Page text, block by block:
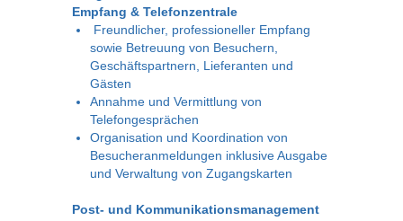
Empfang & Telefonzentrale
Freundlicher, professioneller Empfang
sowie Betreuung von Besuchern,
Geschäftspartnern, Lieferanten und
Gästen
Annahme und Vermittlung von
Telefongesprächen
Organisation und Koordination von
Besucheranmeldungen inklusive Ausgabe
und Verwaltung von Zugangskarten
Post- und Kommunikationsmanagement